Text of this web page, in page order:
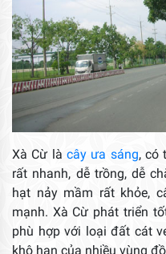
Xà Cừ là cây ưa sáng, có
rất nhanh, dễ trồng, dễ
hạt nảy mầm rất khỏe,
mạnh. Xà Cừ phát triển
phù hợp với loại đất cát
khô hạn của nhiều vùng